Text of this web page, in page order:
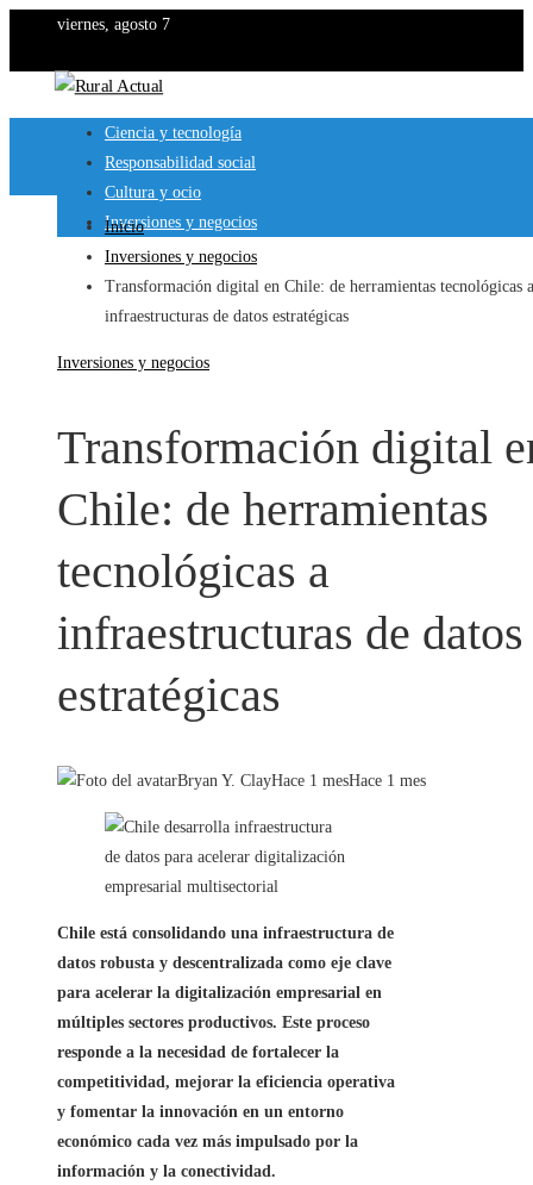
viernes, agosto 7
Ciencia y tecnología
Responsabilidad social
Cultura y ocio
Inversiones y negocios
Inicio
Inversiones y negocios
Transformación digital en Chile: de herramientas tecnológicas a
infraestructuras de datos estratégicas
Inversiones y negocios
Transformación digital
Chile: de herramientas
tecnológicas a
infraestructuras de datos
estratégicas
Bryan Y. ClayHace 1 mesHace 1 mes
Chile está consolidando una infraestructura de
datos robusta y descentralizada como eje clave
para acelerar la digitalización empresarial en
múltiples sectores productivos. Este proceso
responde a la necesidad de fortalecer la
competitividad, mejorar la eficiencia operativa
y fomentar la innovación en un entorno
económico cada vez más impulsado por la
información y la conectividad.